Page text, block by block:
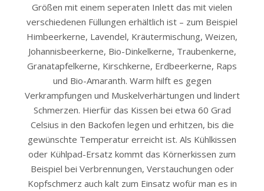
Größen mit einem seperaten Inlett das mit vielen
verschiedenen Füllungen erhältlich ist – zum Beispiel
Himbeerkerne, Lavendel, Kräutermischung, Weizen,
Johannisbeerkerne, Bio-Dinkelkerne, Traubenkerne,
Granatapfelkerne, Kirschkerne, Erdbeerkerne, Raps
und Bio-Amaranth. Warm hilft es gegen
Verkrampfungen und Muskelverhärtungen und lindert
Schmerzen. Hierfür das Kissen bei etwa 60 Grad
Celsius in den Backofen legen und erhitzen, bis die
gewünschte Temperatur erreicht ist. Als Kühlkissen
oder Kühlpad-Ersatz kommt das Körnerkissen zum
Beispiel bei Verbrennungen, Verstauchungen oder
Kopfschmerz auch kalt zum Einsatz wofür man es in